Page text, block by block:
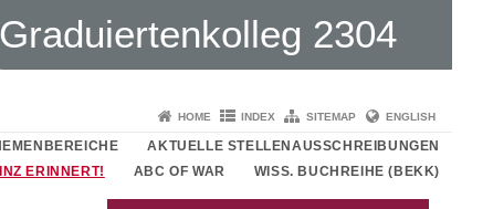
Graduiertenkolleg 2304
HOME INDEX SITEMAP ENGLISH
AKTUELLE STELLENAUSSCHREIBUNGEN
ERINNERT! ABC OF WAR WISS. BUCHREIHE (BEKK)